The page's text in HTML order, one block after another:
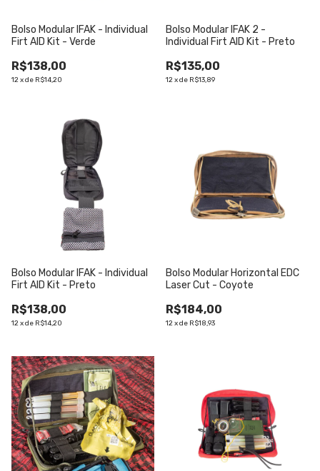
Bolso Modular IFAK - Individual
Firt AID Kit - Verde
R$138,00
12xde R$14,20
Bolso Modular IFAK 2 -
Individual Firt AID Kit - Preto
R$135,00
12xde R$13,89
Bolso Modular IFAK - Individual
Firt AID Kit - Preto
R$138,00
12xde R$14,20
Bolso Modular Horizontal EDC
Laser Cut - Coyote
R$184,00
12xde R$18,93